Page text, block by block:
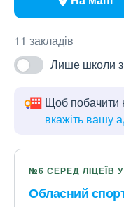
11 закладів
Лише школи
Щоб побачити
вкажіть вашу
№6 СЕРЕД ЛІЦЕЇВ
Обласний